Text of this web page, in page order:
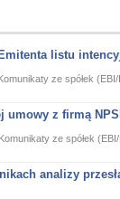
listu
ze spółek (EBI/
umowy z firmą
ze spółek
analizy